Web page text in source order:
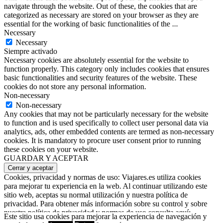
Este sitio usa cookies para mejorar la experiencia de navegación y
navigate through the website. Out of these, the cookies that are
categorized as necessary are stored on your browser as they are
essential for the working of basic functionalities of the ...
Necessary
Necessary
Siempre activado
Necessary cookies are absolutely essential for the website to
function properly. This category only includes cookies that ensures
basic functionalities and security features of the website. These
cookies do not store any personal information.
Non-necessary
Non-necessary
Any cookies that may not be particularly necessary for the website
to function and is used specifically to collect user personal data via
analytics, ads, other embedded contents are termed as non-necessary
cookies. It is mandatory to procure user consent prior to running
these cookies on your website.
GUARDAR Y ACEPTAR
Cookies, privacidad y normas de uso: Viajares.es utiliza cookies
para mejorar tu experiencia en la web. Al continuar utilizando este
sitio web, aceptas su normal utilización y nuestra política de
privacidad. Para obtener más información sobre su control y sobre
nuestra política de privacidad y normas de uso consulta aquí:
Política de cookies, privacidad y normas de uso